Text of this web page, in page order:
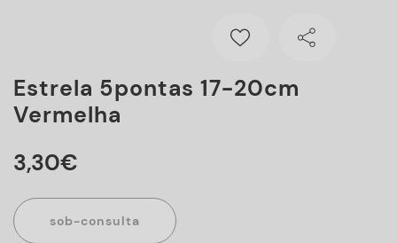
Estrela 5pontas 17-20cm
Vermelha
3,30€
sob-consulta